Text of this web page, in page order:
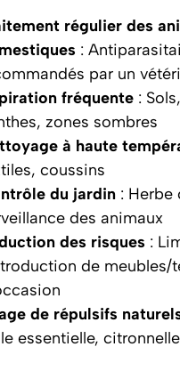
régulier des
:
par un
fréquente :
zones sombres
à haute
coussins
du jardin : Herbe
des animaux
des risques :
de meubles/
de répulsifs
essentielle, citronnelle